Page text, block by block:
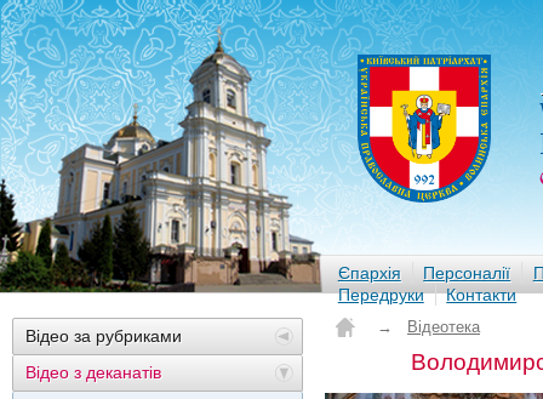
Єпархія Персоналії
Передруки
Контакти
Відео за рубриками
Відео з деканатів
→ Відеотека